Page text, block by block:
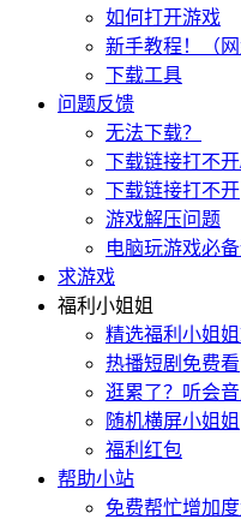
如何打开游戏
新手教程！（网
下载工具
问题反馈
无法下载？
下载链接打不
下载链接打不开
游戏解压问题
电脑玩游戏必
求游戏
福利小姐姐
精选福利小姐
热播短剧免费看
逛累了？听会
随机横屏小姐姐
福利红包
帮助小站
免费帮忙增加